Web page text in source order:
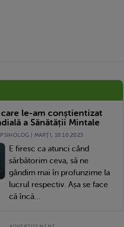
le-am conștientizat
a Sănătății Mintale
| MARŢI, 10.10.2023
E firesc ca atunci când
sărbătorim ceva, să ne
gândim mai în profunzime la
lucrul respectiv. Așa se face
că încă...